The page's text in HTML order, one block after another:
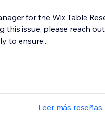
for the Wix Table
this issue, please reach
to ensure...
Leer más reseñas